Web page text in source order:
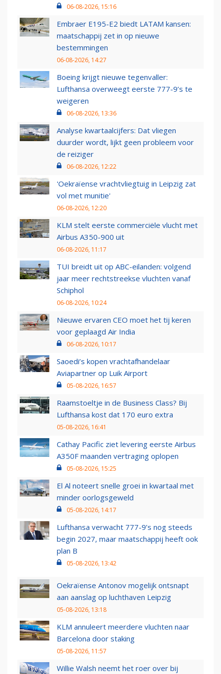
06-08-2026, 15:16
Embraer E195-E2 biedt LATAM kansen:
maatschappij zet in op nieuwe
bestemmingen
06-08-2026, 14:27
Boeing krijgt nieuwe tegenvaller:
Lufthansa overweegt eerste 777-9’s te
weigeren
06-08-2026, 13:36
Analyse kwartaalcijfers: Dat vliegen
duurder wordt, lijkt geen probleem voor
de reiziger
06-08-2026, 12:22
'Oekraïense vrachtvliegtuig in Leipzig zat
vol met munitie'
06-08-2026, 12:20
KLM stelt eerste commerciële vlucht met
Airbus A350-900 uit
06-08-2026, 11:17
TUI breidt uit op ABC-eilanden: volgend
jaar meer rechtstreekse vluchten vanaf
Schiphol
06-08-2026, 10:24
Nieuwe ervaren CEO moet het tij keren
voor geplaagd Air India
06-08-2026, 10:17
Saoedi’s kopen vrachtafhandelaar
Aviapartner op Luik Airport
05-08-2026, 16:57
Raamstoeltje in de Business Class? Bij
Lufthansa kost dat 170 euro extra
05-08-2026, 16:41
Cathay Pacific ziet levering eerste Airbus
A350F maanden vertraging oplopen
05-08-2026, 15:25
El Al noteert snelle groei in kwartaal met
minder oorlogsgeweld
05-08-2026, 14:17
Lufthansa verwacht 777-9’s nog steeds
begin 2027, maar maatschappij heeft ook
plan B
05-08-2026, 13:42
Oekraïense Antonov mogelijk ontsnapt
aan aanslag op luchthaven Leipzig
05-08-2026, 13:18
KLM annuleert meerdere vluchten naar
Barcelona door staking
05-08-2026, 11:57
Willie Walsh neemt het roer over bij